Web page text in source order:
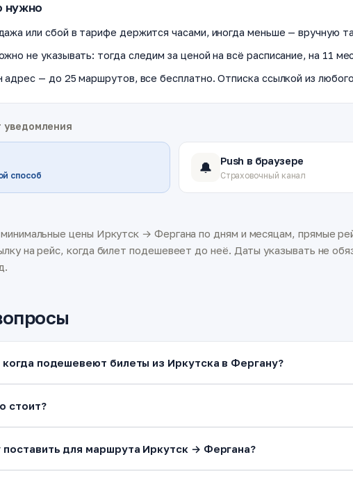
нужно
или сбой в тарифе держится часами, иногда меньше — вручную
не указывать: тогда следим за ценой на всё расписание, на 11
адрес — до 25 маршрутов, все бесплатно. Отписка ссылкой из
уведомления
способ 🔔 Push в браузере
Страховочный канал
цены Иркутск → Фергана по дням и месяцам, прямые
на рейс, когда билет подешевеет до неё. Даты указывать не
когда подешевеют билеты из Иркутска в Фергану?
стоит?
поставить для маршрута Иркутск → Фергана?